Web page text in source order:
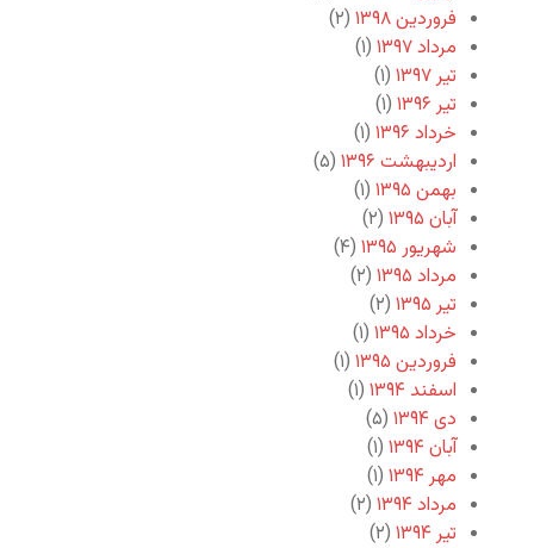
فروردین ۱۳۹۸
(۲)
مرداد ۱۳۹۷
(۱)
تیر ۱۳۹۷
(۱)
تیر ۱۳۹۶
(۱)
خرداد ۱۳۹۶
(۱)
اردیبهشت ۱۳۹۶
(۵)
بهمن ۱۳۹۵
(۱)
آبان ۱۳۹۵
(۲)
شهریور ۱۳۹۵
(۴)
مرداد ۱۳۹۵
(۲)
تیر ۱۳۹۵
(۲)
خرداد ۱۳۹۵
(۱)
فروردین ۱۳۹۵
(۱)
اسفند ۱۳۹۴
(۱)
دی ۱۳۹۴
(۵)
آبان ۱۳۹۴
(۱)
مهر ۱۳۹۴
(۱)
مرداد ۱۳۹۴
(۲)
تیر ۱۳۹۴
(۲)